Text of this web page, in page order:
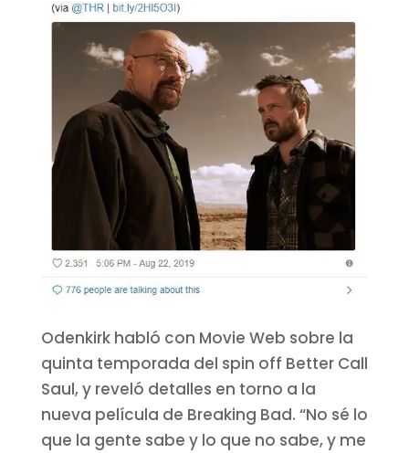
Odenkirk habló con Movie Web sobre la
quinta temporada del spin off Better Call
Saul, y reveló detalles en torno a la
nueva película de Breaking Bad. “No sé lo
que la gente sabe y lo que no sabe, y me